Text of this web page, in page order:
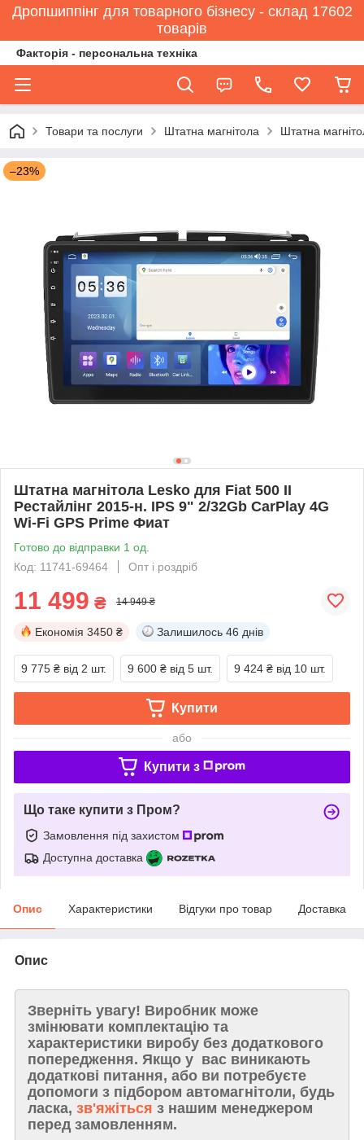
Дропшиппінг для товарного бізнесу - склад 17602
товарів
Факторія - персональна техніка
Товари та послуги Штатна магнітола Штатна
–23%
Штатна магнітола Lesko для Fiat 500 II
Рестайлінг 2015-н. IPS 9" 2/32Gb CarPlay 4G
Wi-Fi GPS Prime Фиат
Готово до відправки 1 од.
Код: 11741-69464
Опт і роздріб
11 499 ₴ 14 949 ₴
Економія 3450 ₴ Залишилось 46 днів
9 775 ₴ від 2 шт. 9 600 ₴ від 5 шт. 9 424 ₴ від 10 шт.
Купити
або
Купити з
Що таке купити з Пром?
Замовлення під захистом
Доступна доставка
Опис Характеристики Відгуки про товар Доставка
Опис
Зверніть увагу! Виробник може
змінювати комплектацію та
характеристики виробу без додаткового
попередження. Якщо у вас виникають
додаткові питання, або ви потребуєте
допомоги з підбором автомагнітоли, будь
ласка, зв'яжіться з нашим менеджером
перед замовленням.